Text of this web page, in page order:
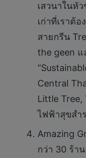
เสวนาในหัว
เก่าที่เราต้
สายกรีน
the geen แ
Central
Little Tree,
ไฟฟ้าสุขสำ
Amazing
กว่า 30 ร้า